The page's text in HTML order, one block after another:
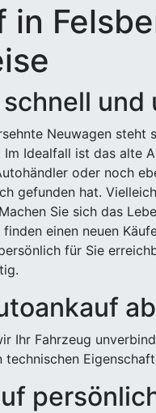
in
Neuwagen
Idealfall ist das alte
oder noch
gefunden hat.
Sie sich das
einen neuen
für Sie
ab
Ihr Fahrzeug
technischen